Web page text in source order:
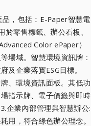
，包括：E-Paper智慧電
零售標籤、辦公看板、
Color ePaper）
場域。智慧環境資訊牌：
企業落實ESG目標。
、環境資訊面板。其低功
指示牌、電子價籤與即時
企業內部管理與智慧辦公:
用，符合綠色辦公理念。